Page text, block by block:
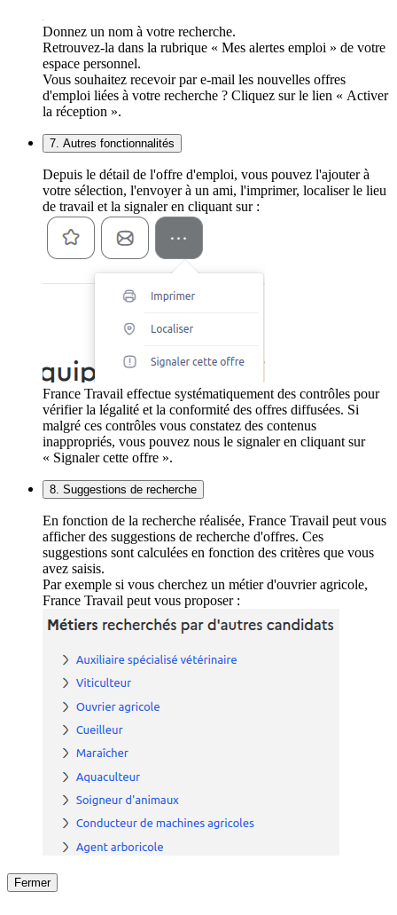
Donnez un nom à votre recherche.
Retrouvez-la dans la rubrique « Mes alertes emploi » de votre
espace personnel.
Vous souhaitez recevoir par e-mail les nouvelles offres
d'emploi liées à votre recherche ? Cliquez sur le lien « Activer
la réception ».
7. Autres fonctionnalités
Depuis le détail de l'offre d'emploi, vous pouvez l'ajouter à
votre sélection, l'envoyer à un ami, l'imprimer, localiser le lieu
de travail et la signaler en cliquant sur :
France Travail effectue systématiquement des contrôles pour
vérifier la légalité et la conformité des offres diffusées. Si
malgré ces contrôles vous constatez des contenus
inappropriés, vous pouvez nous le signaler en cliquant sur
« Signaler cette offre ».
8. Suggestions de recherche
En fonction de la recherche réalisée, France Travail peut vous
afficher des suggestions de recherche d'offres. Ces
suggestions sont calculées en fonction des critères que vous
avez saisis.
Par exemple si vous cherchez un métier d'ouvrier agricole,
France Travail peut vous proposer :
Fermer